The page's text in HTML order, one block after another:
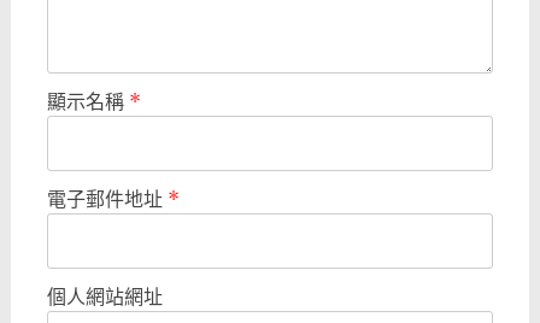
顯示名稱 *
電子郵件地址 *
個人網站網址